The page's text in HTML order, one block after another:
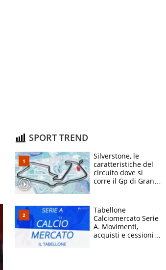
SPORT TREND
Silverstone, le
caratteristiche del
circuito dove si
corre il Gp di Gran
Tabellone
Calciomercato Serie
A. Movimenti,
acquisti e cessioni: